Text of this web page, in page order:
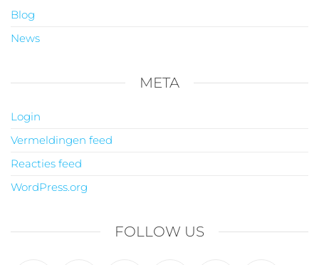
Blog
News
META
Login
Vermeldingen feed
Reacties feed
WordPress.org
FOLLOW US